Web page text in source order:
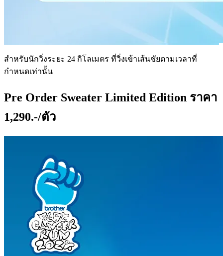
สำหรับนักวิ่งระยะ 24 กิโลเมตร ที่วิ่งเข้าเส้นชัยตามเวลาที่
กำหนดเท่านั้น
Pre Order Sweater Limited Edition ราคา
1,290.-/ตัว